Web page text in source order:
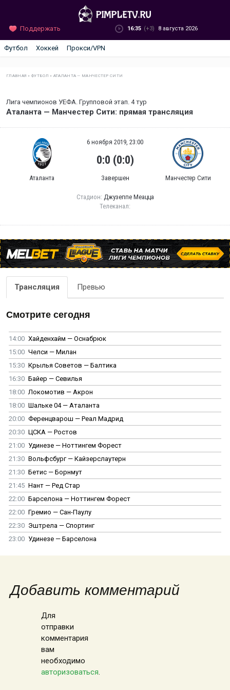
Поддержать 16:35 (+3) 8 августа 2026
Футбол Хоккей Прокси/VPN
ГЛАВНАЯ »ФУТБОЛ » АТАЛАНТА — МАНЧЕСТЕР СИТИ
Лига чемпионов УЕФА. Групповой этап. 4 тур
Аталанта — Манчестер Сити: прямая трансляция
Аталанта
6 ноября 2019, 23:00
0:0 (0:0)
Завершен Манчестер Сити
Стадион: Джузеппе Меацца
Телеканал:
Трансляция Превью
Смотрите сегодня
14:00 Хайденхайм — Оснабрюк
15:00 Челси — Милан
15:30 Крылья Советов — Балтика
16:30 Байер — Севилья
18:00 Локомотив — Акрон
18:00 Шальке 04 — Аталанта
20:00 Ференцварош — Реал Мадрид
20:30 ЦСКА — Ростов
21:00 Удинезе — Ноттингем Форест
21:30 Вольфсбург — Кайзерслаутерн
21:30 Бетис — Борнмут
21:45 Нант — Ред Стар
22:00 Барселона — Ноттингем Форест
22:00 Гремио — Сан-Паулу
22:30 Эштрела — Спортинг
23:00 Удинезе — Барселона
Добавить комментарий
Для
отправки
комментария
вам
необходимо
авторизоваться.